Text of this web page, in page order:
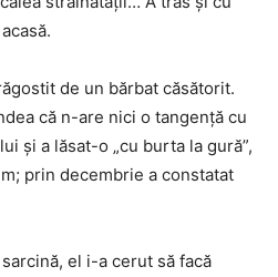
de un bărbat căsătorit.
că n-are nici o tangenţă cu
şi a lăsat-o „cu burta la gură”,
prin decembrie a constatat
el i-a cerut să facă